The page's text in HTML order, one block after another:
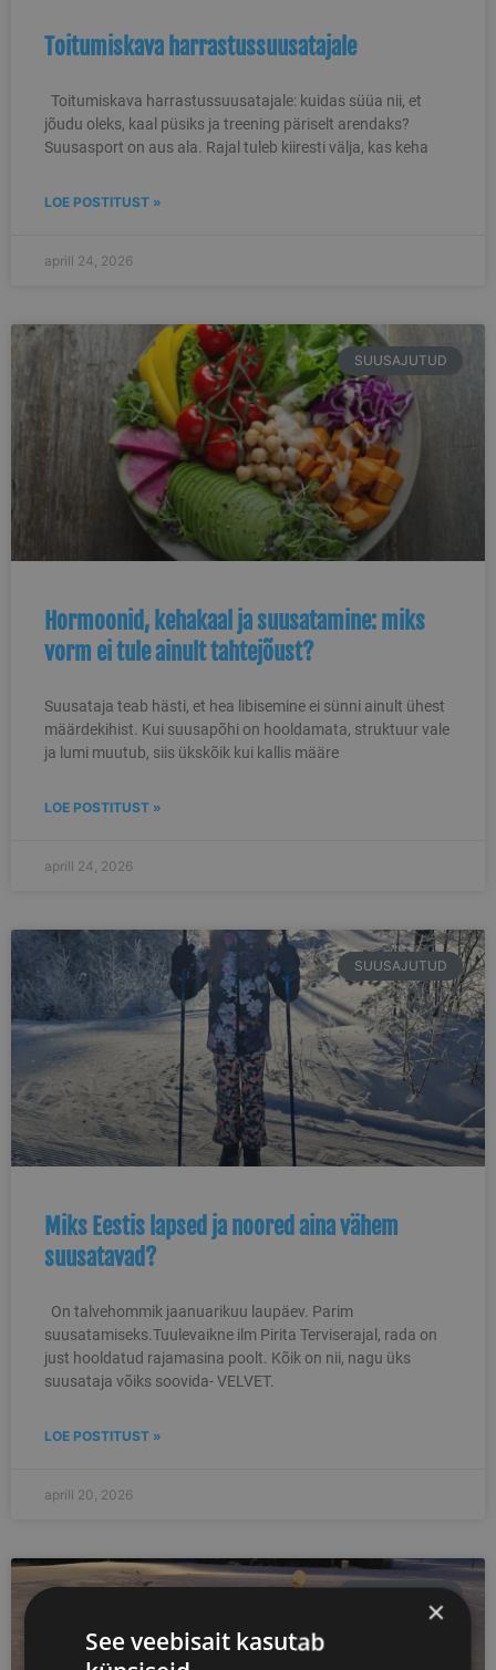
Toitumiskava harrastussuusatajale
Toitumiskava harrastussuusatajale: kuidas süüa nii, et
jõudu oleks, kaal püsiks ja treening päriselt arendaks?
Suusasport on aus ala. Rajal tuleb kiiresti välja, kas keha
LOE POSTITUST »
aprill 24, 2026
SUUSAJUTUD
Hormoonid, kehakaal ja suusatamine: miks
vorm ei tule ainult tahtejõust?
Suusataja teab hästi, et hea libisemine ei sünni ainult ühest
määrdekihist. Kui suusapõhi on hooldamata, struktuur vale
ja lumi muutub, siis ükskõik kui kallis määre
LOE POSTITUST »
aprill 24, 2026
SUUSAJUTUD
Miks Eestis lapsed ja noored aina vähem
suusatavad?
On talvehommik jaanuarikuu laupäev. Parim
suusatamiseks.Tuulevaikne ilm Pirita Terviserajal, rada on
just hooldatud rajamasina poolt. Kõik on nii, nagu üks
suusataja võiks soovida- VELVET.
LOE POSTITUST »
aprill 20, 2026
×
See veebisait kasutab